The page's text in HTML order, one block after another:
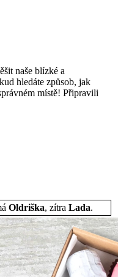
naše blízké a
hledáte způsob, jak
místě! Připravili
Oldriška, zítra Lada.